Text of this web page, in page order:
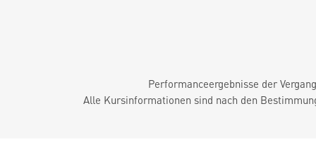
Performanceergebnisse der
Alle Kursinformationen sind nach den